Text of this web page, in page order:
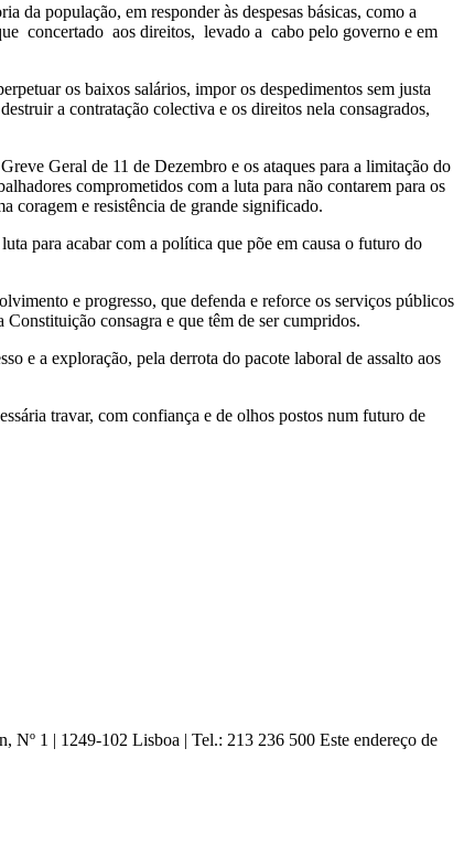
da população, em responder às despesas básicas, como a
concertado aos direitos, levado a cabo pelo governo e em
os baixos salários, impor os despedimentos sem justa
a contratação colectiva e os direitos nela consagrados,
Geral de 11 de Dezembro e os ataques para a limitação do
comprometidos com a luta para não contarem para os
coragem e resistência de grande significado.
para acabar com a política que põe em causa o futuro do
e progresso, que defenda e reforce os serviços públicos
consagra e que têm de ser cumpridos.
e a exploração, pela derrota do pacote laboral de assalto aos
travar, com confiança e de olhos postos num futuro de
Nº 1 | 1249-102 Lisboa | Tel.: 213 236 500 Este endereço de